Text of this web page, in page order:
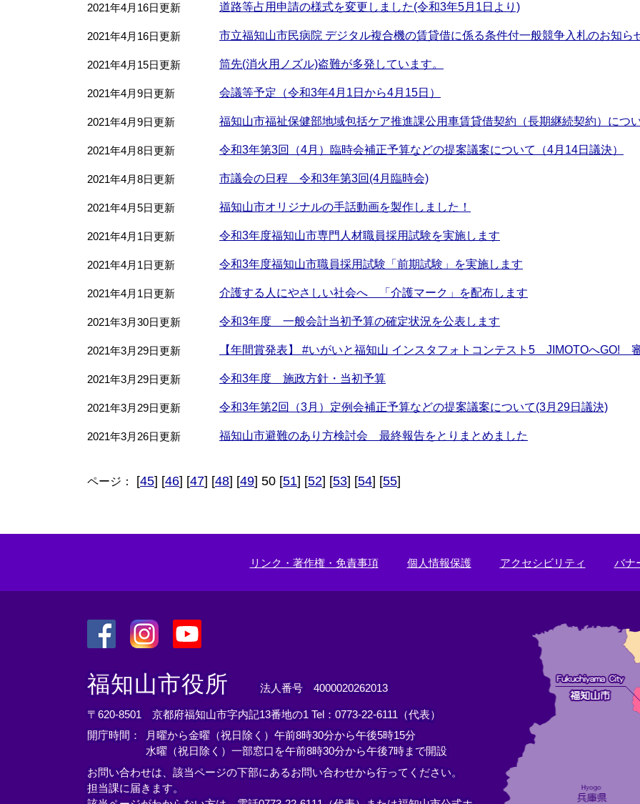
2021年4月16日更新 道路等占用申請の様式を変更しました(令和3年5月1日より)
2021年4月16日更新 市立福知山市民病院 デジタル複合機の賃貸借に係る条件付一般競争入札のお知ら
2021年4月15日更新 筒先(消火用ノズル)盗難が多発しています。
2021年4月9日更新 会議等予定（令和3年4月1日から4月15日）
2021年4月9日更新 福知山市福祉保健部地域包括ケア推進課公用車賃貸借契約（長期継続契約）につ
2021年4月8日更新 令和3年第3回（4月）臨時会補正予算などの提案議案について（4月14日議決）
2021年4月8日更新 市議会の日程 令和3年第3回(4月臨時会)
2021年4月5日更新 福知山市オリジナルの手話動画を製作しました！
2021年4月1日更新 令和3年度福知山市専門人材職員採用試験を実施します
2021年4月1日更新 令和3年度福知山市職員採用試験「前期試験」を実施します
2021年4月1日更新 介護する人にやさしい社会へ 「介護マーク」を配布します
2021年3月30日更新 令和3年度 一般会計当初予算の確定状況を公表します
2021年3月29日更新 【年間賞発表】 #いがいと福知山 インスタフォトコンテスト5 JIMOTOへGO!
2021年3月29日更新 令和3年度 施政方針・当初予算
2021年3月29日更新 令和3年第2回（3月）定例会補正予算などの提案議案について(3月29日議決)
2021年3月26日更新 福知山市避難のあり方検討会 最終報告をとりまとめました
ページ： [45] [46] [47] [48] [49] 50 [51] [52] [53] [54] [55]
リンク・著作権・免責事項 個人情報保護 アクセシビリティ バナ
外
部
リ
ン
ク
外
部
リ
ン
ク
外
部
リ
ン
ク
＞
福知山市役所 法人番号 4000020262013
〒620-8501 京都府福知山市字内記13番地の1 Tel：0773-22-6111（代表）
開庁時間： 月曜から金曜（祝日除く）午前8時30分から午後5時15分
水曜（祝日除く）一部窓口を午前8時30分から午後7時まで開設
お問い合わせは、該当ページの下部にあるお問い合わせから行ってください。
担当課に届きます。